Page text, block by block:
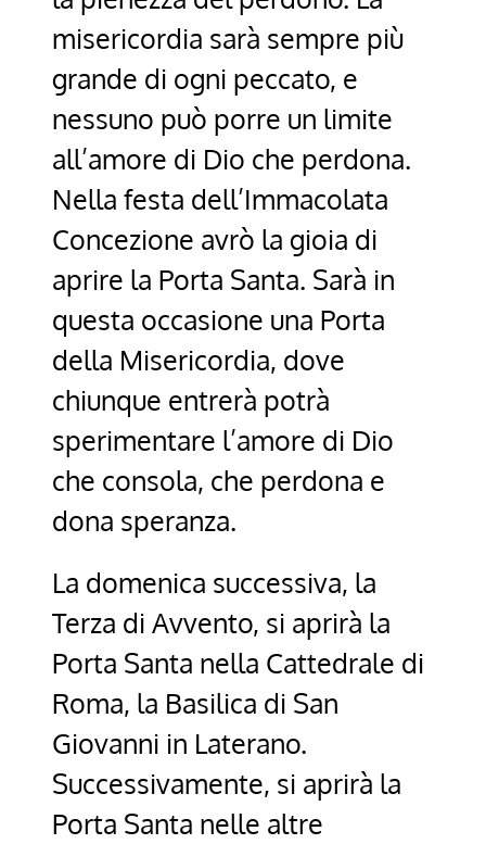
misericordia sarà sempre più
grande di ogni peccato, e
nessuno può porre un limite
all’amore di Dio che perdona.
Nella festa dell’Immacolata
Concezione avrò la gioia di
aprire la Porta Santa. Sarà in
questa occasione una Porta
della Misericordia, dove
chiunque entrerà potrà
sperimentare l’amore di Dio
che consola, che perdona e
dona speranza.
La domenica successiva, la
Terza di Avvento, si aprirà la
Porta Santa nella Cattedrale di
Roma, la Basilica di San
Giovanni in Laterano.
Successivamente, si aprirà la
Porta Santa nelle altre